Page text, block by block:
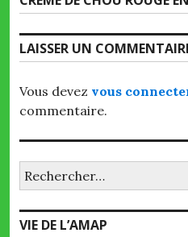
post:
LAISSER UN
Vous devez vous
commentaire.
VIE DE L’AMAP